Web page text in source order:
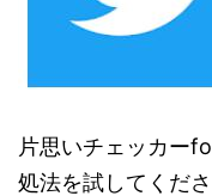
片思いチェッカー
処法を試してくださ